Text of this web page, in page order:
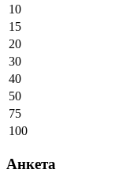
10
15
20
30
40
50
75
100
Анкета